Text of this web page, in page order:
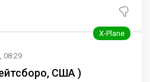
08:29
США )